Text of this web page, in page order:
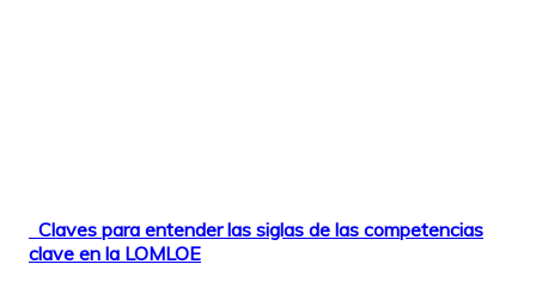
Claves para entender las siglas de las competencias
clave en la LOMLOE